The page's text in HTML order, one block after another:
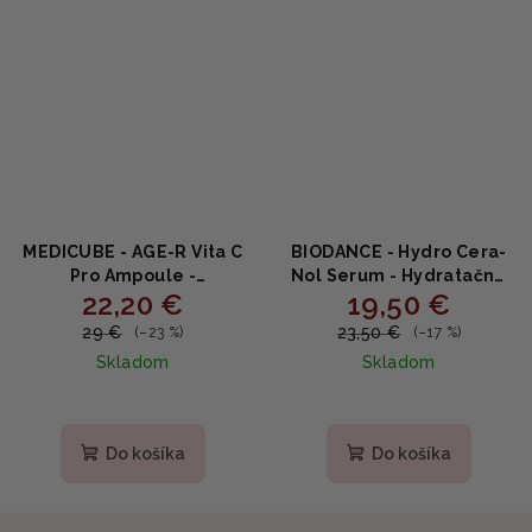
MEDICUBE - AGE-R Vita C
Pro Ampoule -
Omladzujúce a
rozjasňujúce sérum s
vitamínom C 20ml
22,20 €
29 € (–23 %)
Skladom
produktu
Do košíka
BIODANCE - Hydro Cera-
Nol Serum - Hydratačné
sérum s ceramidmi,
panthenolom a kyselinou
hyalurónovou 30ml
19,50 €
23,50 € (–17 %)
Skladom
produktu
Do košíka